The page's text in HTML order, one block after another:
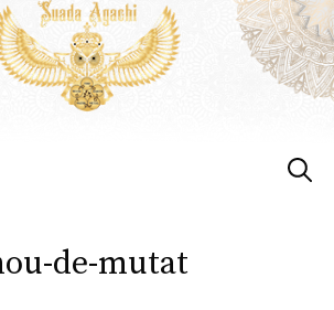
de-mutat